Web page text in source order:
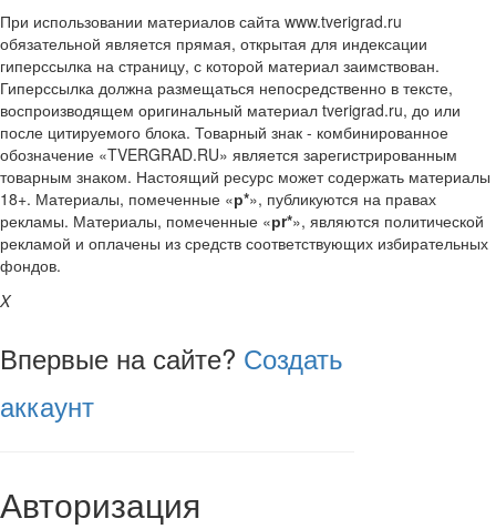
При использовании материалов сайта www.tverigrad.ru
обязательной является прямая, открытая для индексации
гиперссылка на страницу, с которой материал заимствован.
Гиперссылка должна размещаться непосредственно в тексте,
воспроизводящем оригинальный материал tverigrad.ru, до или
после цитируемого блока. Товарный знак - комбинированное
обозначение «TVERGRAD.RU» является зарегистрированным
товарным знаком. Настоящий ресурс может содержать материалы
18+. Материалы, помеченные «р*», публикуются на правах
рекламы. Материалы, помеченные «рr*», являются политической
рекламой и оплачены из средств соответствующих избирательных
фондов.
X
Впервые на сайте? Создать
аккаунт
Авторизация